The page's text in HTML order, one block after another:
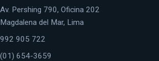
Av. Pershing 790, Oficina 202
Magdalena del Mar, Lima
992 905 722
(01) 654-3659